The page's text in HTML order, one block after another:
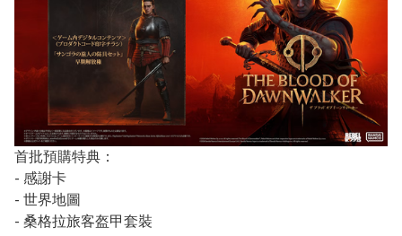
首批預購特典：
- 感謝卡
- 世界地圖
- 桑格拉旅客盔甲套裝